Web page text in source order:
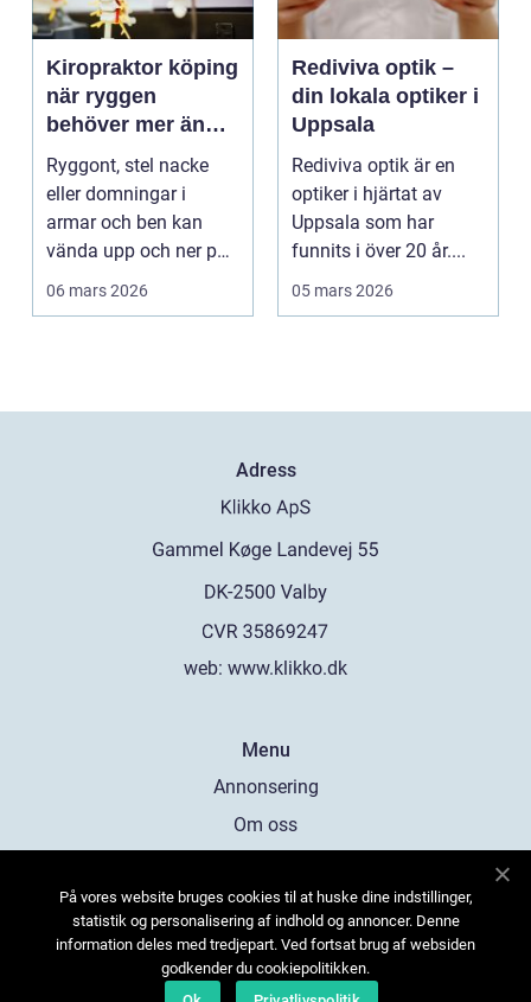
Kiropraktor köping
när ryggen
behöver mer än
vila
Ryggont, stel nacke
eller domningar i
armar och ben kan
vända upp och ner på
vardagen. Många
06 mars 2026
Rediviva optik –
din lokala optiker i
Uppsala
Rediviva optik är en
optiker i hjärtat av
Uppsala som har
funnits i över 20 år....
05 mars 2026
Adress
web: www.klikko.dk
Menu
Annonsering
Om oss
Kontakta oss
Sitemap
På vores website bruges cookies til at huske dine indstillinger,
statistik og personalisering af indhold og annoncer. Denne
information deles med tredjepart. Ved fortsat brug af websiden
godkender du cookiepolitikken.